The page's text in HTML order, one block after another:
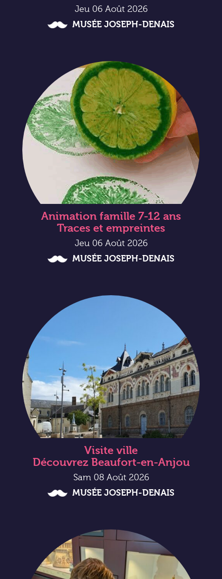
Jeu 06 Août 2026
MUSÉE JOSEPH-DENAIS
Animation famille 7-12 ans
Traces et empreintes
Jeu 06 Août 2026
MUSÉE JOSEPH-DENAIS
Visite ville
Découvrez Beaufort-en-Anjou
Sam 08 Août 2026
MUSÉE JOSEPH-DENAIS